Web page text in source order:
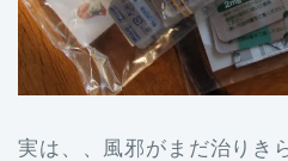
実は、、風邪がまだ治りき